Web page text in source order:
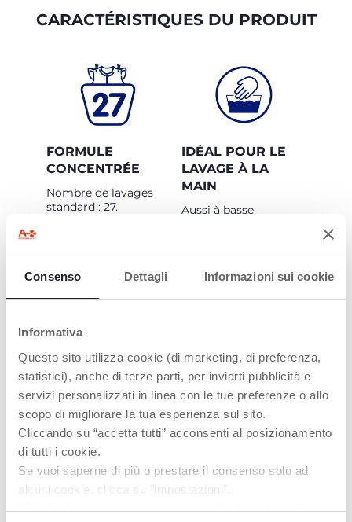
Consenso Dettagli Informazioni sui cookie
Informativa
Questo sito utilizza cookie (di marketing, di preferenza,
statistici), anche di terze parti, per inviarti pubblicità e
servizi personalizzati in linea con le tue preferenze o allo
scopo di migliorare la tua esperienza sul sito.
Cliccando su “accetta tutti” acconsenti al posizionamento
di tutti i cookie.
Se vuoi saperne di più o prestare il consenso solo ad
alcuni cookie, clicca su "impostazioni".
Chiudendo questo banner acconsenti all’uso dei soli
CARACTÉRISTIQUES DU PRODUIT
FORMULE
CONCENTRÉE
Nombre de lavages
standard : 27.
IDÉAL POUR LE
LAVAGE À LA
MAIN
Aussi à basse
LAVAGE EN
MACHINE
Convient pour le
lavage en machine à
basse et haute
température.
FORMULE AVEC
« ODOUR OFF
TECHNOLOGY »
Une technologie
spéciale qui élimine
taches et les odeurs,
laissant les vêtements
propres et